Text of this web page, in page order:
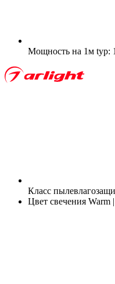
Мощность на 1м typ:
Класс
Цвет свечения Warm